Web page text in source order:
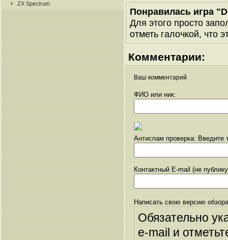
ZX Spectrum
Понравилась игра
Для этого просто
отметь галочкой, что
Комментарии:
Ваш комментарий
ФИО или ник:
Антиспам проверка: Введите
Контактный E-mail (не
Написать свою версию
Обязательно
e-mail и